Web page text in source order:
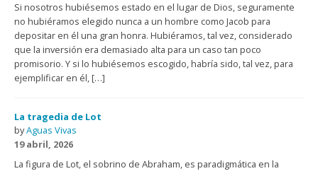
Si nosotros hubiésemos estado en el lugar de Dios, seguramente
no hubiéramos elegido nunca a un hombre como Jacob para
depositar en él una gran honra. Hubiéramos, tal vez, considerado
que la inversión era demasiado alta para un caso tan poco
promisorio. Y si lo hubiésemos escogido, habría sido, tal vez, para
ejemplificar en él, […]
La tragedia de Lot
byAguas Vivas
19 abril, 2026
La figura de Lot, el sobrino de Abraham, es paradigmática en la